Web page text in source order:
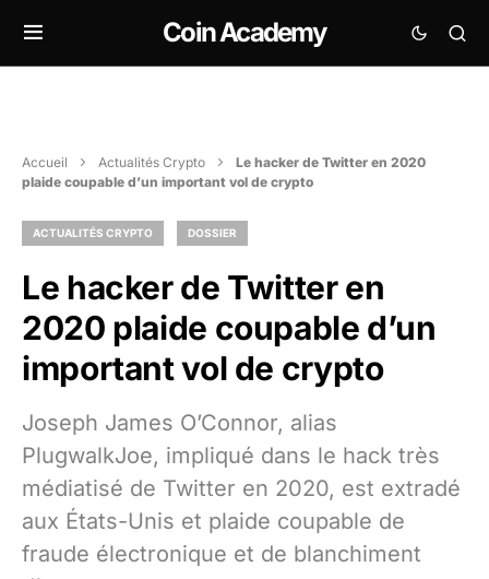
Coin Academy
Accueil Actualités Crypto
Le hacker de Twitter en 2020
plaide coupable d’un important vol de crypto
ACTUALITÉS CRYPTO DOSSIER
Le hacker de Twitter en
2020 plaide coupable d’un
important vol de crypto
Joseph James O’Connor, alias
PlugwalkJoe, impliqué dans le hack très
médiatisé de Twitter en 2020, est extradé
aux États-Unis et plaide coupable de
fraude électronique et de blanchiment